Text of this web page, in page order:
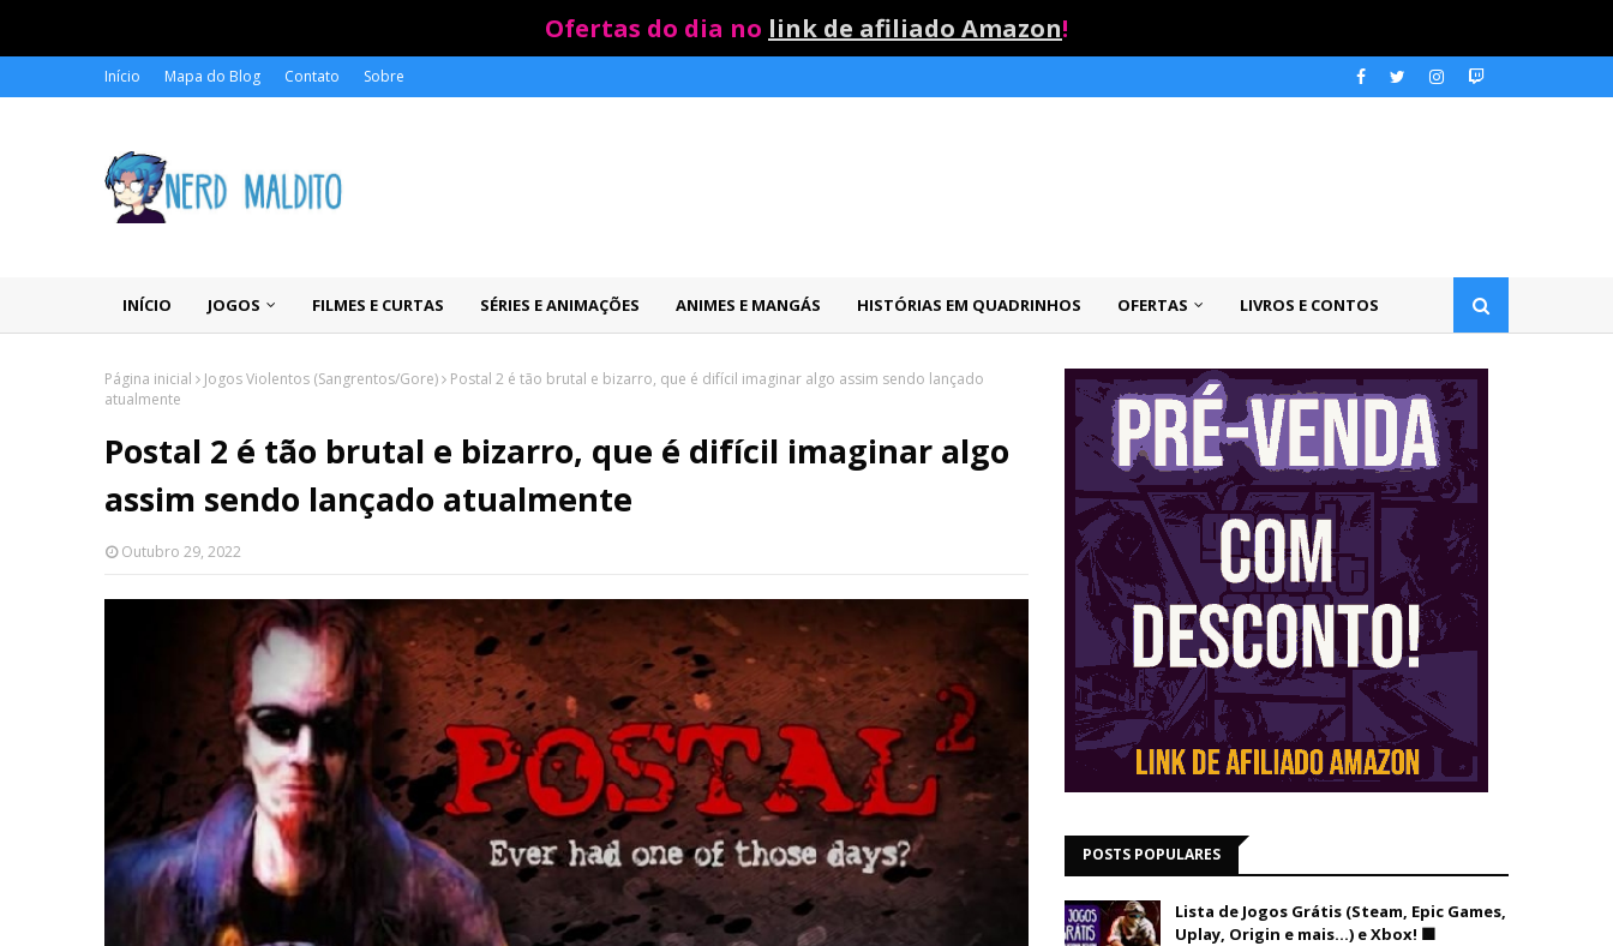
Ofertas do dia no link de afiliado Amazon!
Início Mapa do Blog Contato Sobre
INÍCIO JOGOS FILMES E CURTAS SÉRIES E ANIMAÇÕES ANIMES E MANGÁS HISTÓRIAS EM QUADRINHOS OFERTAS LIVROS E CONTOS
Página inicial Jogos Violentos (Sangrentos/Gore)
Postal 2 é tão brutal e bizarro, que é difícil imaginar algo assim sendo lançado
atualmente
Postal 2 é tão brutal e bizarro, que é difícil imaginar algo
assim sendo lançado atualmente
Outubro 29, 2022
POSTS POPULARES
Lista de Jogos Grátis (Steam, Epic Games,
Uplay, Origin e mais...) e Xbox! 🟩